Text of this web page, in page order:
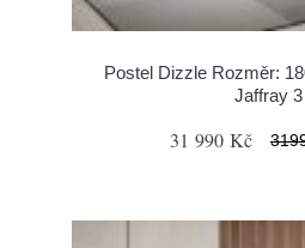
Postel Dizzle Rozměr:
Jaffray 3
31 990 Kč